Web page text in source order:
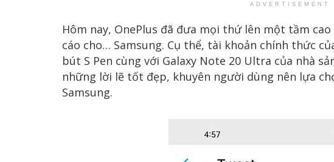
ADVERTISEMENT
Hôm nay, OnePlus đã đưa mọi thứ lên một tầm
cáo cho… Samsung. Cụ thể, tài khoản chính thức
bút S Pen cùng với Galaxy Note 20 Ultra của nhà
những lời lẽ tốt đẹp, khuyên người dùng nên lựa
Samsung.